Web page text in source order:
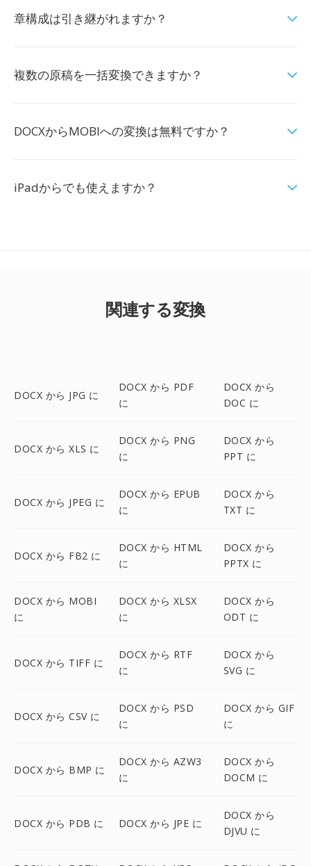
章構成は引き継がれますか？
複数の原稿を一括変換できますか？
DOCXからMOBIへの変換は無料ですか？
iPadからでも使えますか？
関連する変換
DOCX から JPG に
DOCX から PDF
に
DOCX から
DOC に
DOCX から XLS に
DOCX から PNG
に
DOCX から
PPT に
DOCX から JPEG に
DOCX から EPUB
に
DOCX から
TXT に
DOCX から FB2 に
DOCX から HTML
に
DOCX から
PPTX に
DOCX から MOBI
に
DOCX から XLSX
に
DOCX から
ODT に
DOCX から TIFF に
DOCX から RTF
に
DOCX から
SVG に
DOCX から CSV に
DOCX から PSD
に
DOCX から GIF
に
DOCX から BMP に
DOCX から AZW3
に
DOCX から
DOCM に
DOCX から PDB に DOCX から JPE に
DOCX から
DJVU に